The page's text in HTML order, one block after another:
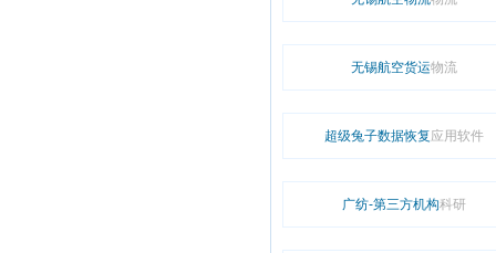
无锡航空货运物流
超级兔子数据恢复 应用软件
广纺-第三方机构科研